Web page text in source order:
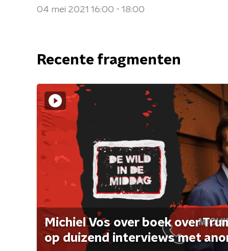
04 mei 2021 16:00 - 18:00
Recente fragmenten
Michiel Vos over boek over
op duizend interviews met